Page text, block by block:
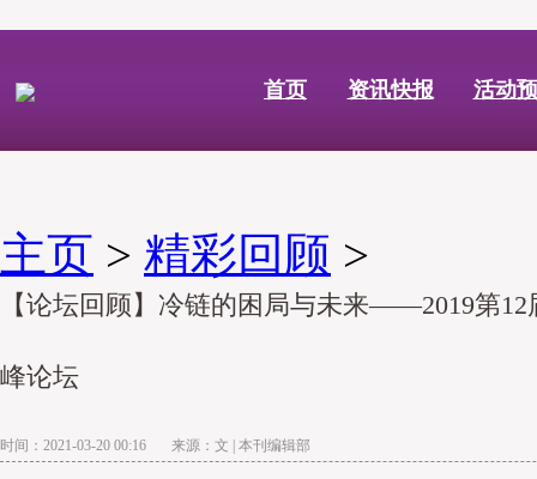
首页 资讯快报 活动
主页 > 精彩回顾 >
【论坛回顾】冷链的困局与未来——2019第
峰论坛
时间：2021-03-20 00:16 来源：文 | 本刊编辑部